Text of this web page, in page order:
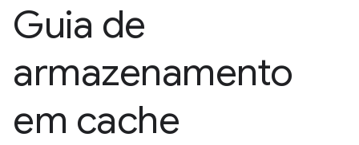
Guia de
armazenamento
em cache